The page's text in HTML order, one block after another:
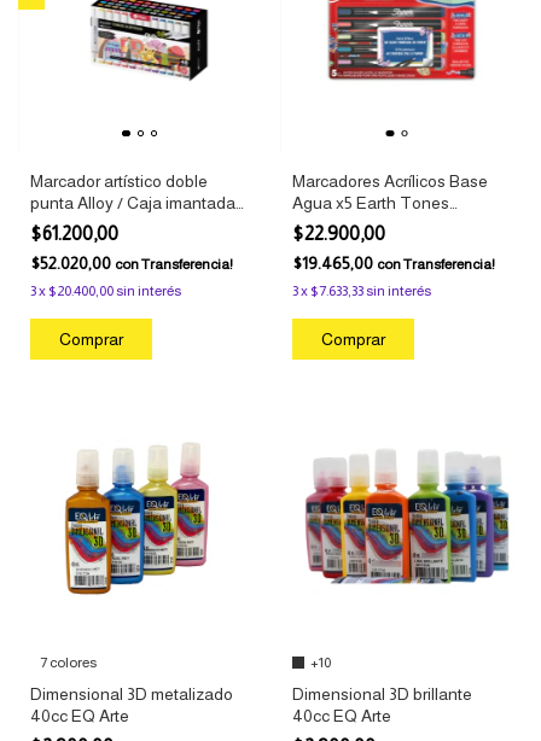
Marcador artístico doble
punta Alloy / Caja imantada
x48 colores
$61.200,00
$52.020,00 conTransferencia!
3x $20.400,00sin interés
Marcadores Acrílicos Base
Agua x5 Earth Tones
Sharpie Creative
$22.900,00
$19.465,00 conTransferencia!
3x $7.633,33sin interés
7 colores
Dimensional 3D metalizado
40cc EQ Arte
+10
Dimensional 3D brillante
40cc EQ Arte